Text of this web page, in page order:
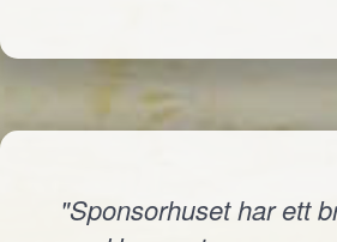
"Sponsorhuset har ett